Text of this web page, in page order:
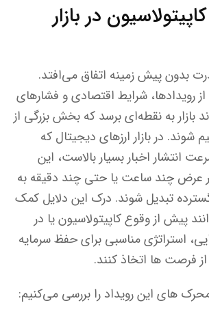
در بازار
بدون پیش‌ زمینه اتفاق می‌افتد.
رویدادها، شرایط اقتصادی و فشارهای
بازار به نقطه‌ای برسد که بخش بزرگی از
شوند. در بازار ارزهای دیجیتال که
انتشار اخبار بسیار بالاست، این
عرض چند ساعت یا حتی چند دقیقه به
تبدیل شوند. درک این دلایل کمک
پیش از وقوع کاپیتولاسیون یا در
استراتژی مناسبی برای حفظ سرمایه
فرصت ها اتخاذ کنند.
های این رویداد را بررسی می‌کنیم: